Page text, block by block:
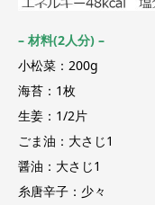
– 材料(2人分) –
小松菜：200g
海苔：1枚
生姜：1/2片
ごま油：大さじ1
醤油：大さじ1
糸唐辛子：少々